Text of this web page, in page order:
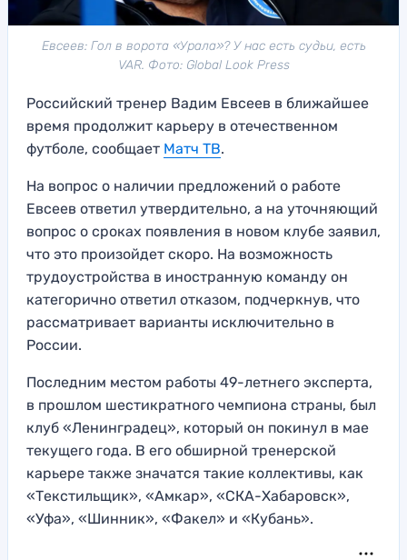
Евсеев: Гол в ворота «Урала»? У нас есть судьи, есть
VAR. Фото: Global Look Press
Российский тренер Вадим Евсеев в ближайшее
время продолжит карьеру в отечественном
футболе, сообщает Матч ТВ.
На вопрос о наличии предложений о работе
Евсеев ответил утвердительно, а на уточняющий
вопрос о сроках появления в новом клубе заявил,
что это произойдет скоро. На возможность
трудоустройства в иностранную команду он
категорично ответил отказом, подчеркнув, что
рассматривает варианты исключительно в
России.
Последним местом работы 49-летнего эксперта,
в прошлом шестикратного чемпиона страны, был
клуб «Ленинградец», который он покинул в мае
текущего года. В его обширной тренерской
карьере также значатся такие коллективы, как
«Текстильщик», «Амкар», «СКА-Хабаровск»,
«Уфа», «Шинник», «Факел» и «Кубань».